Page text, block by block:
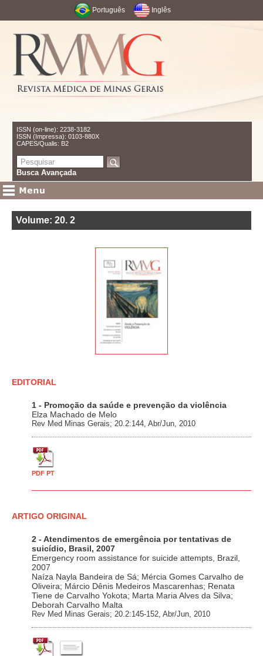
Português Inglês
ISSN (on-line): 2238-3182
ISSN (Impressa): 0103-880X
CAPES/Qualis: B2
Busca Avançada
Volume: 20. 2
EDITORIAL
1 - Promoção da saúde e prevenção da violência
Elza Machado de Melo
Rev Med Minas Gerais; 20.2:144, Abr/Jun, 2010
PDF PT
ARTIGO ORIGINAL
2 - Atendimentos de emergência por tentativas de
suicídio, Brasil, 2007
Emergency room assistance for suicide attempts, Brazil,
2007
Naíza Nayla Bandeira de Sá; Mércia Gomes Carvalho de
Oliveira; Márcio Dênis Medeiros Mascarenhas; Renata
Tiene de Carvalho Yokota; Marta Maria Alves da Silva;
Deborah Carvalho Malta
Rev Med Minas Gerais; 20.2:145-152, Abr/Jun, 2010